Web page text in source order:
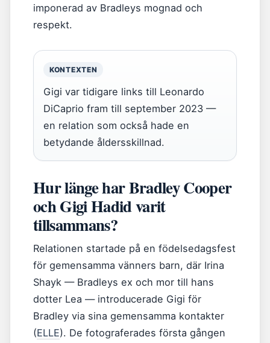
imponerad av Bradleys mognad och
respekt.
KONTEXTEN
Gigi var tidigare links till Leonardo
DiCaprio fram till september 2023 —
en relation som också hade en
betydande åldersskillnad.
Hur länge har Bradley Cooper
och Gigi Hadid varit
tillsammans?
Relationen startade på en födelsedagsfest
för gemensamma vänners barn, där Irina
Shayk — Bradleys ex och mor till hans
dotter Lea — introducerade Gigi för
Bradley via sina gemensamma kontakter
(ELLE). De fotograferades första gången